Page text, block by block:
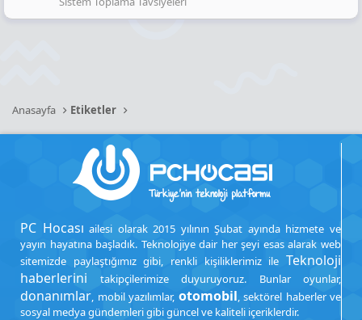
Anasayfa Etiketler
PC Hocası ailesi olarak 2015 yılının Şubat ayında hizmete ve
yayın hayatına başladık. Teknolojiye dair her şeyi esas alarak web
sitemizde paylaştığımız gibi, renkli kişiliklerimiz ile Teknoloji
haberlerini takipçilerimize duyuruyoruz. Bunlar oyunlar,
donanımlar, mobil yazılımlar, otomobil, sektörel haberler ve
sosyal medya gündemleri gibi güncel ve kaliteli içeriklerdir.